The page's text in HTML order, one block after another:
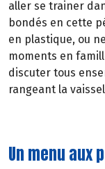
aller se trainer
bondés en cette
en plastique, ou
moments en
discuter tous
rangeant la
Un menu aux